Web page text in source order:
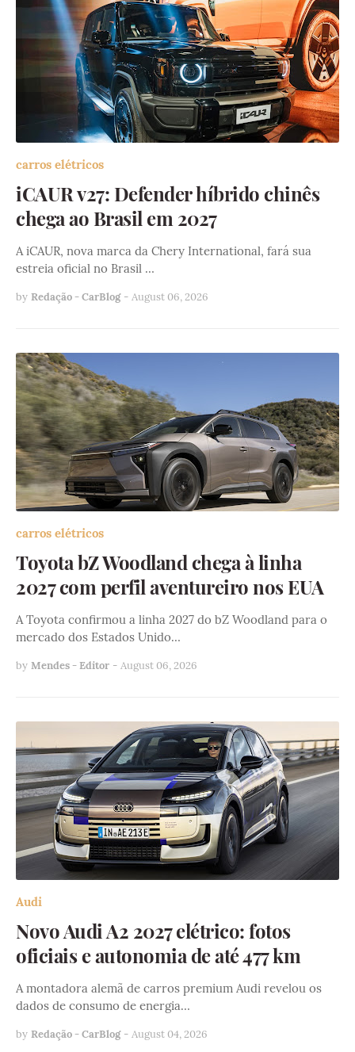
carros elétricos
iCAUR v27: Defender híbrido chinês
chega ao Brasil em 2027
A iCAUR, nova marca da Chery International, fará sua
estreia oficial no Brasil …
by Redação - CarBlog - August 06, 2026
carros elétricos
Toyota bZ Woodland chega à linha
2027 com perfil aventureiro nos EUA
A Toyota confirmou a linha 2027 do bZ Woodland para o
mercado dos Estados Unido…
by Mendes - Editor - August 06, 2026
Audi
Novo Audi A2 2027 elétrico: fotos
oficiais e autonomia de até 477 km
A montadora alemã de carros premium Audi revelou os
dados de consumo de energia…
by Redação - CarBlog - August 04, 2026